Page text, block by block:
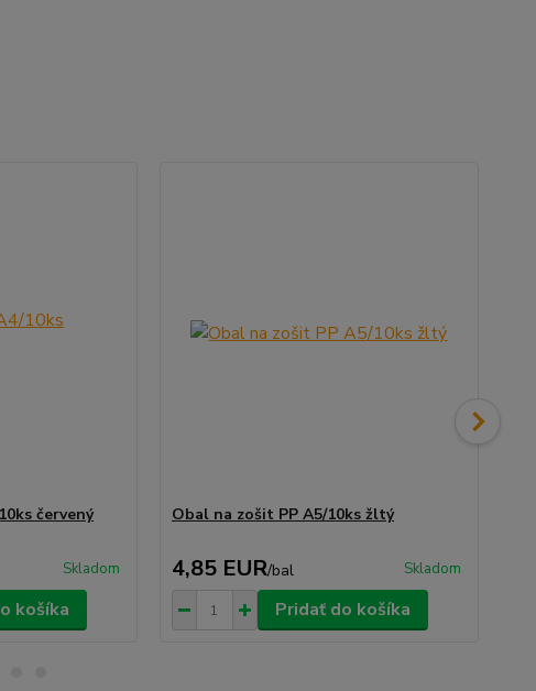
červený
Skladom
košíka
Obal na zošit PP A5/10ks žltý
4,85 EUR/bal Skladom
Pridať do košíka